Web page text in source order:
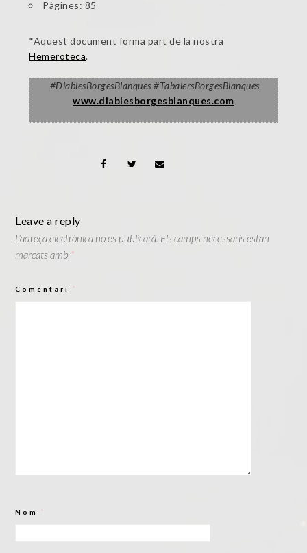
Pàgines: 85
*Aquest document forma part de la nostra
Hemeroteca.
#DiablesBorgesBlanques#TabalersBorgesBlanques
www.diablesborgesblanques.com
Leave a reply
L'adreça electrònica no es publicarà. Els camps necessaris estan
marcats amb *
Comentari *
Nom *